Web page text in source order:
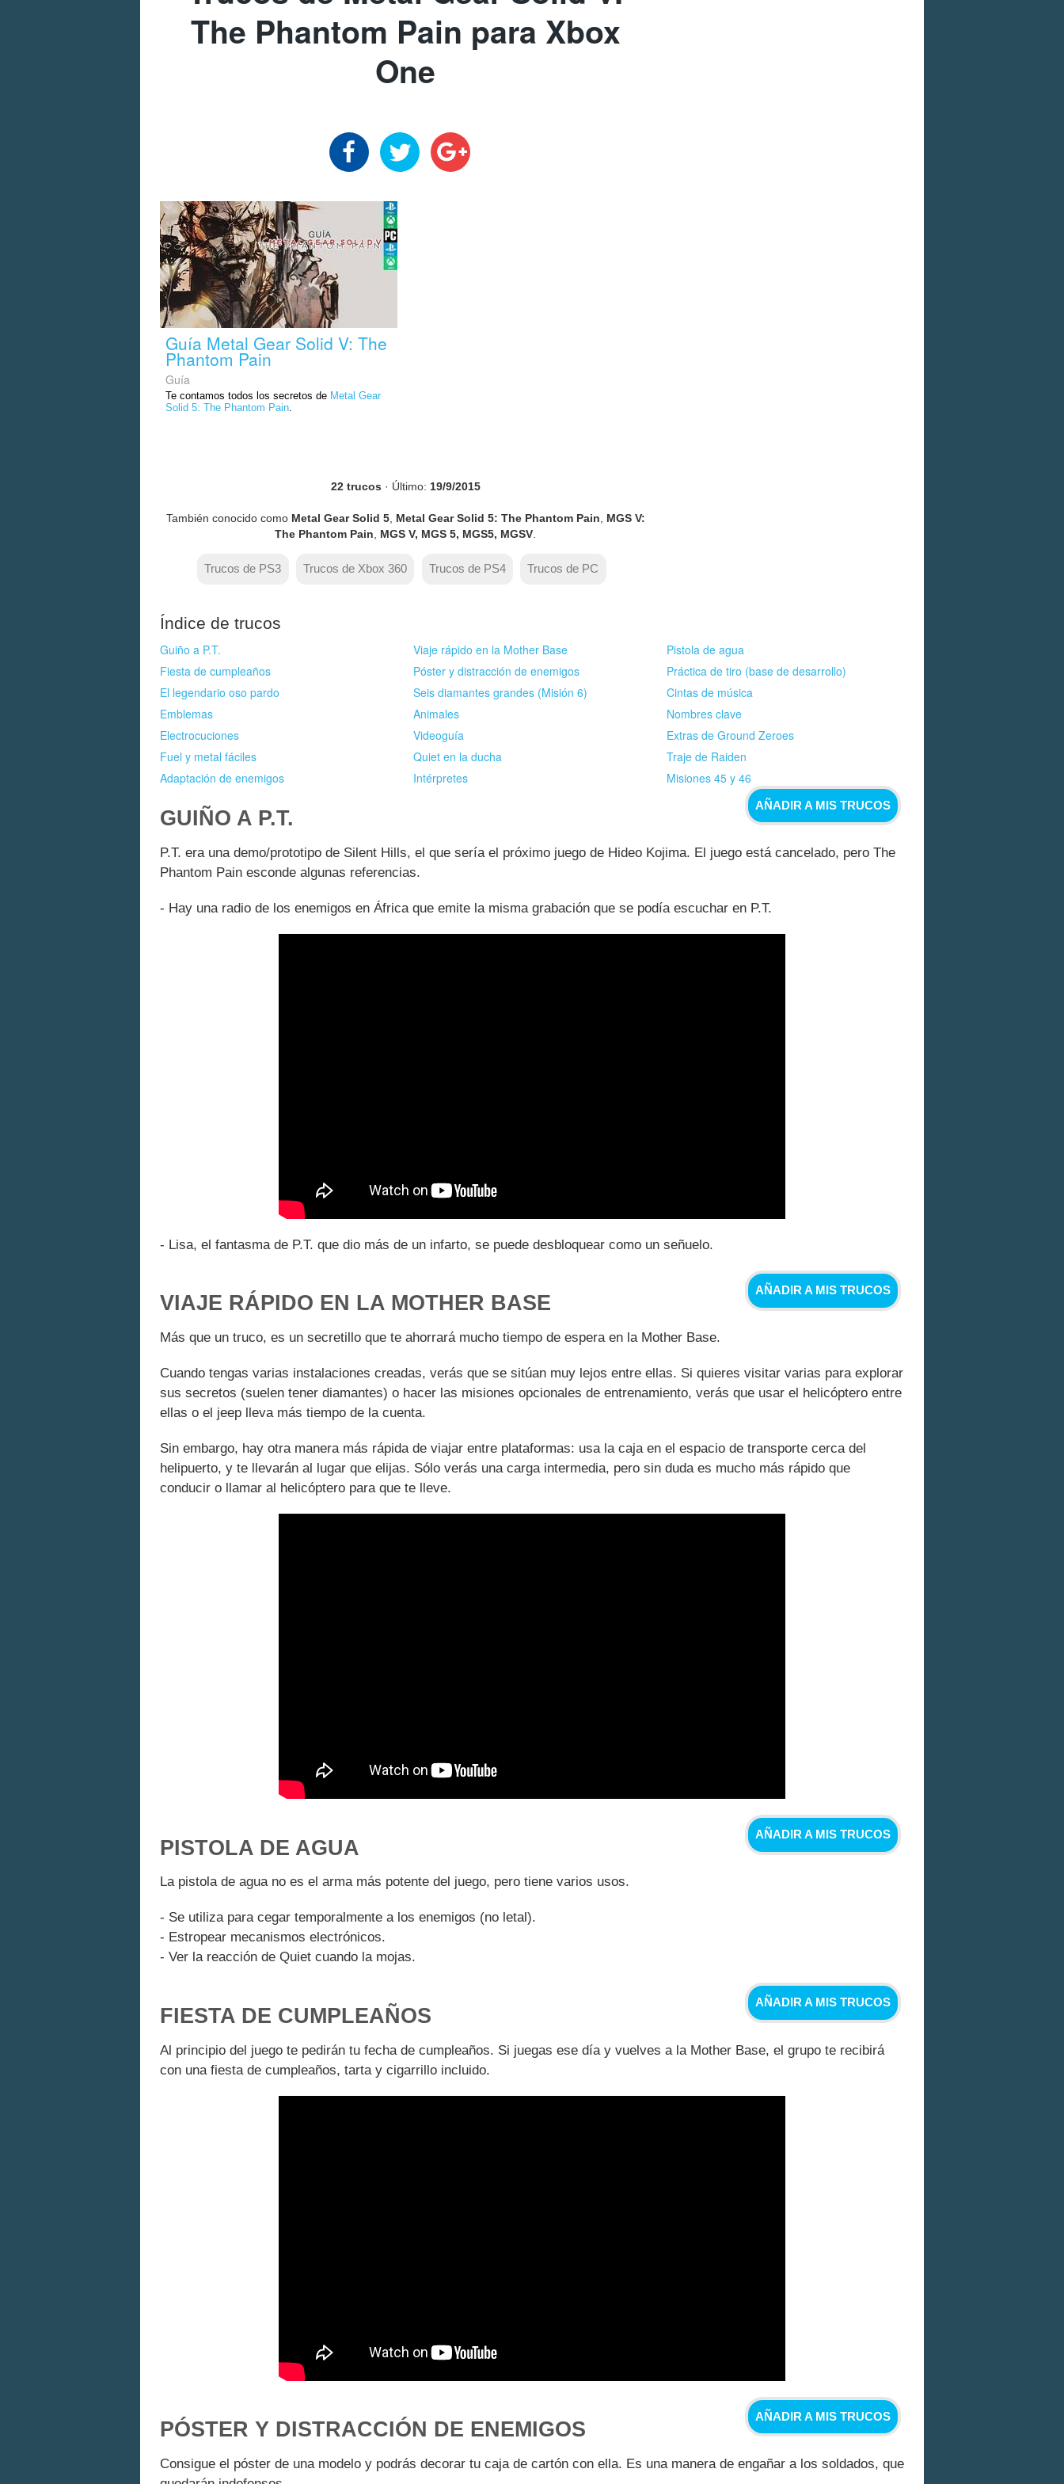
The Phantom Pain para Xbox
One
Guía Metal Gear Solid V: The
Phantom Pain
Guía
Te contamos todos los secretos de Metal Gear
Solid 5: The Phantom Pain.
22 trucos · Último: 19/9/2015
También conocido como Metal Gear Solid 5, Metal Gear Solid 5: The Phantom Pain
MGS V:
The Phantom Pain
MGS V, MGS 5, MGS5, MGSV
Trucos de PS3 Trucos de Xbox 360 Trucos de PS4 Trucos de PC
Índice de trucos
Guiño a P.T. Viaje rápido en la Mother Base
Pistola de agua
Fiesta de cumpleaños
Póster y distracción de enemigos
Práctica de tiro (base de desarrollo)
El legendario oso pardo
Seis diamantes grandes (Misión 6)
Cintas de música
Emblemas
Animales
Nombres clave
Electrocuciones
Videoguía
Extras de Ground Zeroes
Fuel y metal fáciles
Quiet en la ducha
Traje de Raiden
Adaptación de enemigos
Intérpretes Misiones 45 y 46
AÑADIR A MIS TRUCOS
GUIÑO A P.T.
P.T. era una demo/prototipo de Silent Hills, el que sería el próximo juego de Hideo Kojima. El juego está cancelado, pero The
Phantom Pain esconde algunas referencias.
- Hay una radio de los enemigos en África que emite la misma grabación que se podía escuchar en P.T.
- Lisa, el fantasma de P.T. que dio más de un infarto, se puede desbloquear como un señuelo.
AÑADIR A MIS TRUCOS
VIAJE RÁPIDO EN LA MOTHER BASE
Más que un truco, es un secretillo que te ahorrará mucho tiempo de espera en la Mother Base.
Cuando tengas varias instalaciones creadas, verás que se sitúan muy lejos entre ellas. Si quieres visitar varias para explorar
sus secretos (suelen tener diamantes) o hacer las misiones opcionales de entrenamiento, verás que usar el helicóptero entre
ellas o el jeep lleva más tiempo de la cuenta.
Sin embargo, hay otra manera más rápida de viajar entre plataformas: usa la caja en el espacio de transporte cerca del
helipuerto, y te llevarán al lugar que elijas. Sólo verás una carga intermedia, pero sin duda es mucho más rápido que
conducir o llamar al helicóptero para que te lleve.
AÑADIR A MIS TRUCOS
PISTOLA DE AGUA
La pistola de agua no es el arma más potente del juego, pero tiene varios usos.
- Se utiliza para cegar temporalmente a los enemigos (no letal).
- Estropear mecanismos electrónicos.
- Ver la reacción de Quiet cuando la mojas.
AÑADIR A MIS TRUCOS
FIESTA DE CUMPLEAÑOS
Al principio del juego te pedirán tu fecha de cumpleaños. Si juegas ese día y vuelves a la Mother Base, el grupo te recibirá
con una fiesta de cumpleaños, tarta y cigarrillo incluido.
AÑADIR A MIS TRUCOS
PÓSTER Y DISTRACCIÓN DE ENEMIGOS
Consigue el póster de una modelo y podrás decorar tu caja de cartón con ella. Es una manera de engañar a los soldados, que